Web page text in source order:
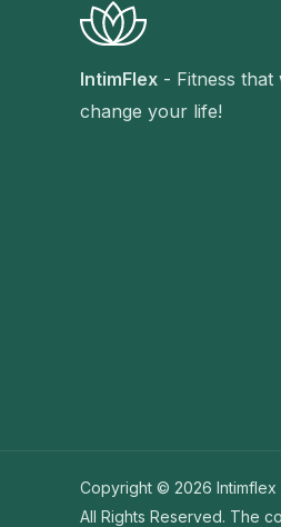
IntimFlex - Fitness that
change your life!
Copyright © 2026 Intimflex
All Rights Reserved. The